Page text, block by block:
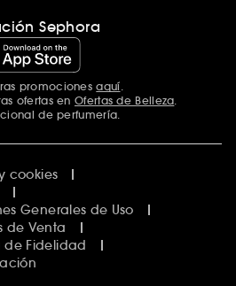
Sephora
promocionesaquí
ofertas en Ofertas de Belleza
de perfumería.
cookies
Generales de Uso
de Venta
de Fidelidad